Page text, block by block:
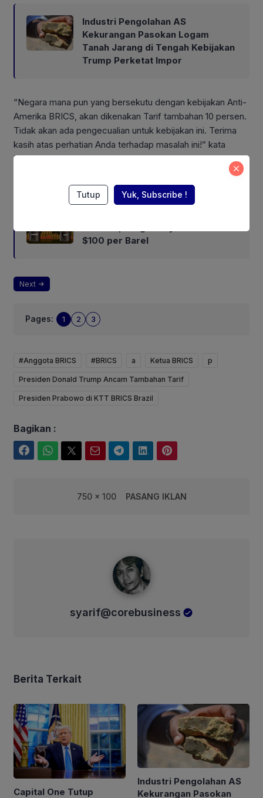
Industri Pengolahan AS
Kekurangan Pasokan Logam
Tanah Jarang di Tengah Kebijakan
Trump Perketat Impor
“Negara mana pun yang bersekutu dengan kebijakan Anti-
Amerika BRICS, akan dikenakan Tarif tambahan 10 persen.
Tidak akan ada pengecualian untuk kebijakan ini. Terima
kasih atas perhatian Anda terhadap masalah ini!” kata
Trump dalam sebuah posting di Truth Social.
$100 per Barel
Next
Pages: 1 2 3
#Anggota BRICS #BRICS a Ketua BRICS p
Presiden Donald Trump Ancam Tambahan Tarif
Presiden Prabowo di KTT BRICS Brazil
Bagikan :
750 x 100 PASANG IKLAN
syarif@corebusiness
Berita Terkait
Capital One Tutup
Industri Pengolahan AS
Kekurangan Pasokan
Tutup Yuk, Subscribe !